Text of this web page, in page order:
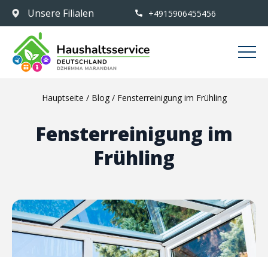
Unsere Filialen +4915906455456
Hauptseite / Blog / Fensterreinigung im Frühling
Fensterreinigung im
Frühling